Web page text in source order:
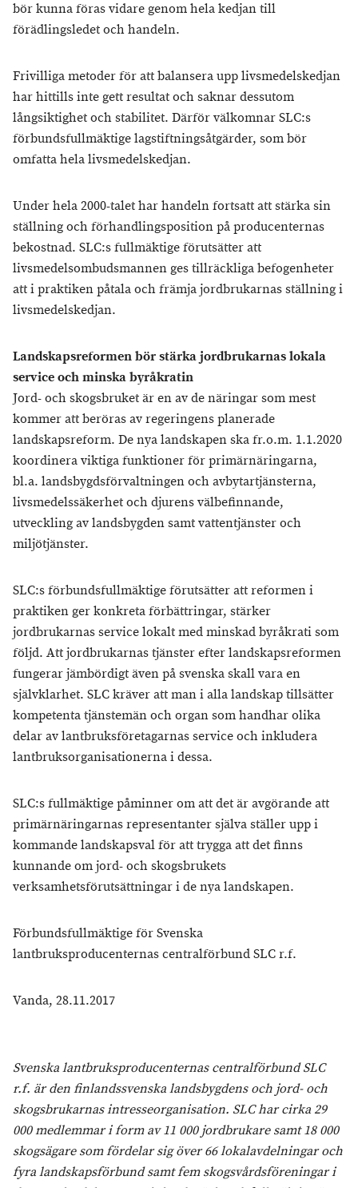
bör kunna föras vidare genom hela kedjan till
förädlingsledet och handeln.
Frivilliga metoder för att balansera upp livsmedelskedjan
har hittills inte gett resultat och saknar dessutom
långsiktighet och stabilitet. Därför välkomnar SLC:s
förbundsfullmäktige lagstiftningsåtgärder, som bör
omfatta hela livsmedelskedjan.
Under hela 2000-talet har handeln fortsatt att stärka sin
ställning och förhandlingsposition på producenternas
bekostnad. SLC:s fullmäktige förutsätter att
livsmedelsombudsmannen ges tillräckliga befogenheter
att i praktiken påtala och främja jordbrukarnas ställning i
livsmedelskedjan.
Landskapsreformen bör stärka jordbrukarnas lokala
service och minska byråkratin
Jord- och skogsbruket är en av de näringar som mest
kommer att beröras av regeringens planerade
landskapsreform. De nya landskapen ska fr.o.m. 1.1.2020
koordinera viktiga funktioner för primärnäringarna,
bl.a. landsbygdsförvaltningen och avbytartjänsterna,
livsmedelssäkerhet och djurens välbefinnande,
utveckling av landsbygden samt vattentjänster och
miljötjänster.
SLC:s förbundsfullmäktige förutsätter att reformen i
praktiken ger konkreta förbättringar, stärker
jordbrukarnas service lokalt med minskad byråkrati som
följd. Att jordbrukarnas tjänster efter landskapsreformen
fungerar jämbördigt även på svenska skall vara en
självklarhet. SLC kräver att man i alla landskap tillsätter
kompetenta tjänstemän och organ som handhar olika
delar av lantbruksföretagarnas service och inkludera
lantbruksorganisationerna i dessa.
SLC:s fullmäktige påminner om att det är avgörande att
primärnäringarnas representanter själva ställer upp i
kommande landskapsval för att trygga att det finns
kunnande om jord- och skogsbrukets
verksamhetsförutsättningar i de nya landskapen.
Förbundsfullmäktige för Svenska
lantbruksproducenternas centralförbund SLC r.f.
Vanda, 28.11.2017
Svenska lantbruksproducenternas centralförbund SLC
r.f. är den finlandssvenska landsbygdens och jord- och
skogsbrukarnas intresseorganisation. SLC har cirka 29
000 medlemmar i form av 11 000 jordbrukare samt 18 000
skogsägare som fördelar sig över 66 lokalavdelningar och
fyra landskapsförbund samt fem skogsvårdsföreningar i